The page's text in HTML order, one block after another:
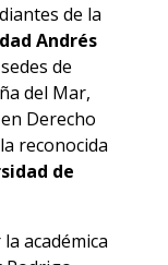
de la
Andrés
de
del Mar,
Derecho
reconocida
de
académica